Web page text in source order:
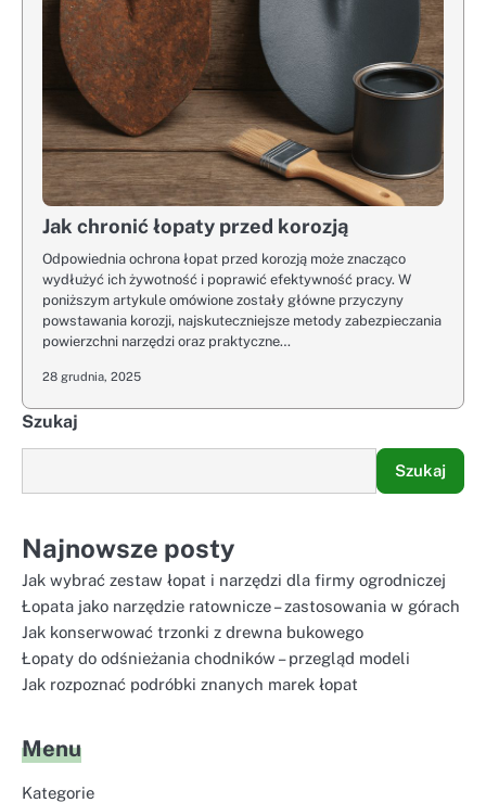
Jak chronić łopaty przed korozją
Odpowiednia ochrona łopat przed korozją może znacząco
wydłużyć ich żywotność i poprawić efektywność pracy. W
poniższym artykule omówione zostały główne przyczyny
powstawania korozji, najskuteczniejsze metody zabezpieczania
powierzchni narzędzi oraz praktyczne…
28 grudnia, 2025
Szukaj
Szukaj
Najnowsze posty
Jak wybrać zestaw łopat i narzędzi dla firmy ogrodniczej
Łopata jako narzędzie ratownicze – zastosowania w górach
Jak konserwować trzonki z drewna bukowego
Łopaty do odśnieżania chodników – przegląd modeli
Jak rozpoznać podróbki znanych marek łopat
Menu
Kategorie